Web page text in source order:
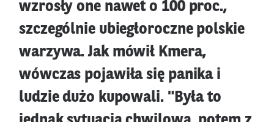
wzrosły one nawet o 100 proc.,
szczególnie ubiegłoroczne polskie
warzywa. Jak mówił Kmera,
wówczas pojawiła się panika i
ludzie dużo kupowali. "Była to